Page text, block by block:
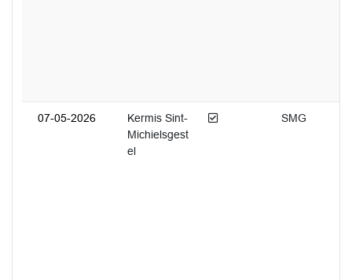
07-05-2026
Kermis Sint-
Michielsgest
el
Afgedaan SMG